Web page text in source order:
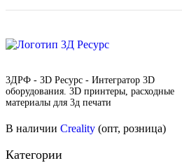
3ДРФ - 3D Ресурс - Интегратор 3D
оборудования. 3D принтеры, расходные
материалы для 3д печати
В наличии Creality (опт, розница)
Категории